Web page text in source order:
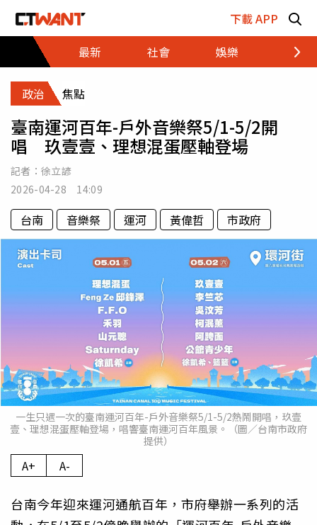
下載 APP
最新
社會 娛樂 財經
政治 焦點
臺南運河百年-戶外音樂祭5/1-5/2開
唱 玖壹壹、理想混蛋壓軸登場
記者： 徐立諺
2026-04-28 14:09
台南 音樂祭 運河 黃偉哲 市政府
一生只遇一次的臺南運河百年-戶外音樂祭5/1-5/2熱鬧開唱，玖壹
壹、理想混蛋壓軸登場，唱響臺南運河百年風景。（圖／台南市政府
提供）
A+ A-
台南今年迎來運河通航百年，市府舉辦一系列的活